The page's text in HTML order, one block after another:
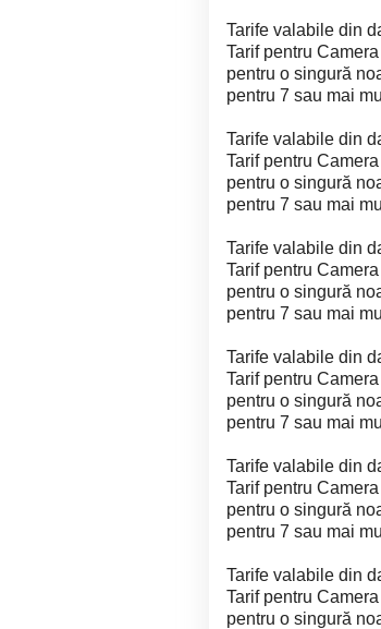
Tarife valabile din
Tarif pentru
pentru o singură
pentru 7 sau mai
Tarife valabile din
Tarif pentru
pentru o singură
pentru 7 sau mai
Tarife valabile din
Tarif pentru
pentru o singură
pentru 7 sau mai
Tarife valabile din
Tarif pentru
pentru o singură
pentru 7 sau mai
Tarife valabile din
Tarif pentru
pentru o singură
pentru 7 sau mai
Tarife valabile din
Tarif pentru
pentru o singură